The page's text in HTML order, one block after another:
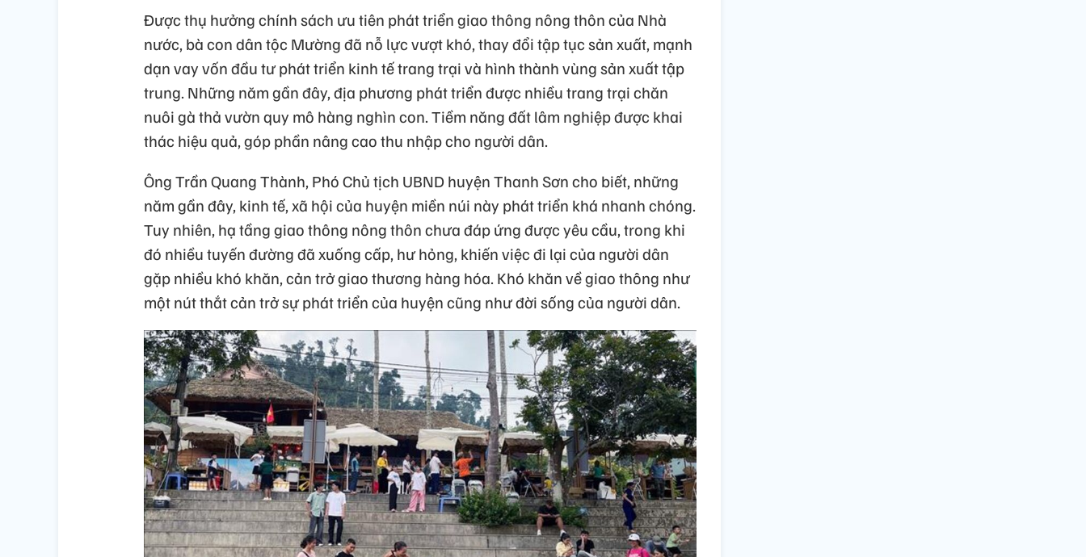
Được thụ hưởng chính sách ưu tiên phát triển giao thông nông thôn của Nhà
nước, bà con dân tộc Mường đã nỗ lực vượt khó, thay đổi tập tục sản xuất, mạnh
dạn vay vốn đầu tư phát triển kinh tế trang trại và hình thành vùng sản xuất tập
trung. Những năm gần đây, địa phương phát triển được nhiều trang trại chăn
nuôi gà thả vườn quy mô hàng nghìn con. Tiềm năng đất lâm nghiệp được khai
thác hiệu quả, góp phần nâng cao thu nhập cho người dân.
Ông Trần Quang Thành, Phó Chủ tịch UBND huyện Thanh Sơn cho biết, những
năm gần đây, kinh tế, xã hội của huyện miền núi này phát triển khá nhanh chóng.
Tuy nhiên, hạ tầng giao thông nông thôn chưa đáp ứng được yêu cầu, trong khi
đó nhiều tuyến đường đã xuống cấp, hư hỏng, khiến việc đi lại của người dân
gặp nhiều khó khăn, cản trở giao thương hàng hóa. Khó khăn về giao thông như
một nút thắt cản trở sự phát triển của huyện cũng như đời sống của người dân.